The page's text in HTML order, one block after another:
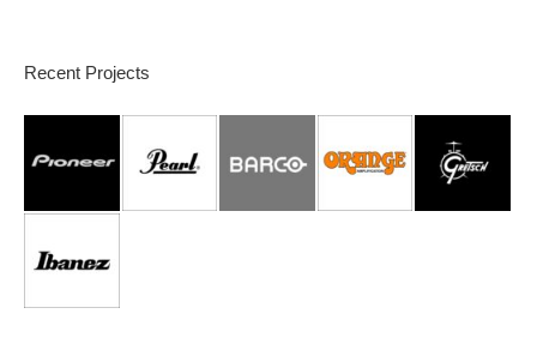
Recent Projects